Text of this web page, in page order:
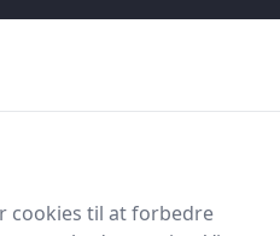
cookies til at forbedre